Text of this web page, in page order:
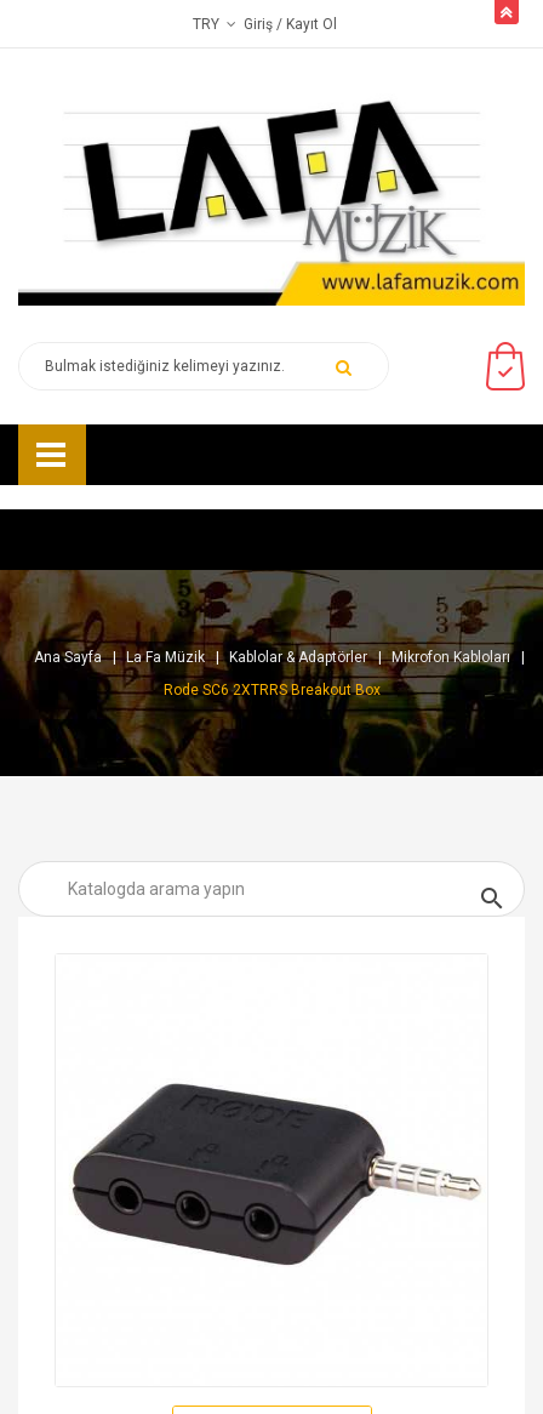
TRY Giriş / Kayıt Ol
Ana Sayfa La Fa Müzik Kablolar & Adaptörler
Mikrofon Kabloları
Rode SC6 2XTRRS Breakout Box
